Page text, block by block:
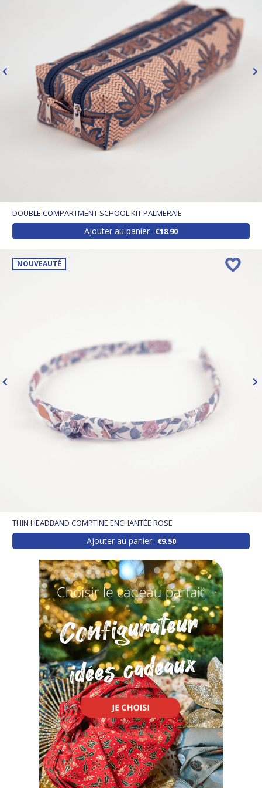
DOUBLE COMPARTMENT SCHOOL KIT PALMERAIE
Ajouter au panier €18.90
NOUVEAUTÉ
THIN HEADBAND COMPTINE ENCHANTÉE ROSE
Ajouter au panier €9.50